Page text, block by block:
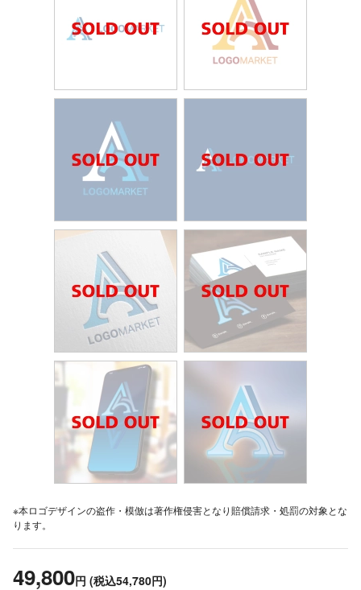
※本ロゴデザインの盗作・模倣は著作権侵害となり賠償請求・処罰の対象とな
ります。
49,800円 (税込54,780円)